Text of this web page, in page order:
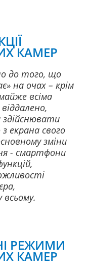
КАМЕР
до того, що
на очах – крім
всіма
екрана свого
зміни
- смартфони
РЕЖИМИ
КАМЕР